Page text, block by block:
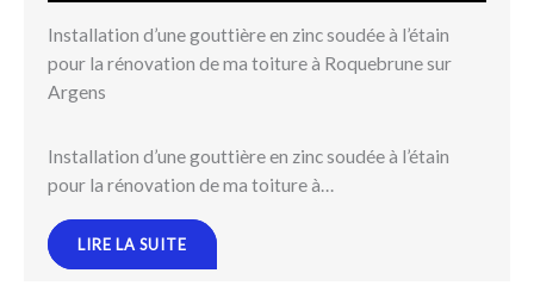
Installation d’une gouttière en zinc soudée à l’étain
pour la rénovation de ma toiture à Roquebrune sur
Argens
Installation d’une gouttière en zinc soudée à l’étain
pour la rénovation de ma toiture à…
LIRE LA SUITE